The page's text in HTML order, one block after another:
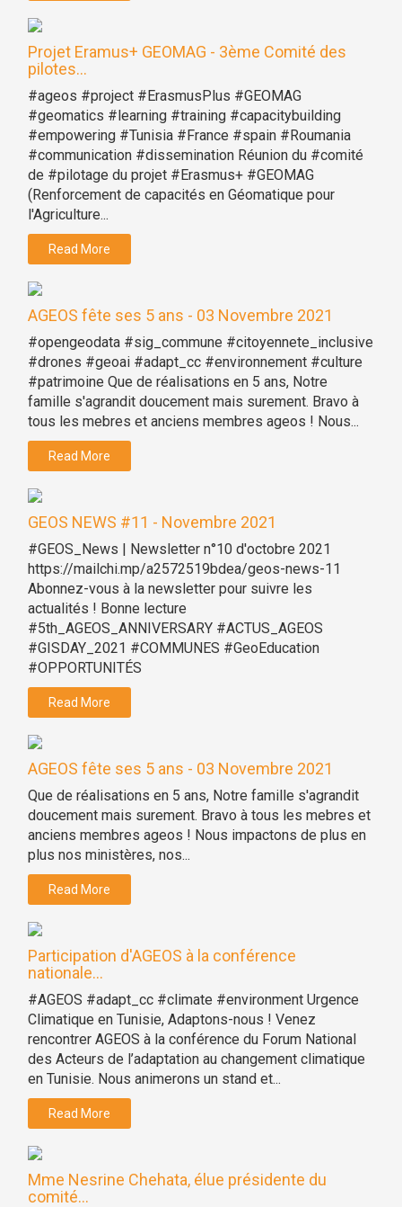
Projet Eramus+ GEOMAG - 3ème Comité des
pilotes...
#ageos #project #ErasmusPlus #GEOMAG
#geomatics #learning #training #capacitybuilding
#empowering #Tunisia #France #spain #Roumania
#communication #dissemination Réunion du #comité
de #pilotage du projet #Erasmus+ #GEOMAG
(Renforcement de capacités en Géomatique pour
l'Agriculture...
Read More
AGEOS fête ses 5 ans - 03 Novembre 2021
#opengeodata #sig_commune #citoyennete_inclusive
#drones #geoai #adapt_cc #environnement #culture
#patrimoine Que de réalisations en 5 ans, Notre
famille s'agrandit doucement mais surement. Bravo à
tous les mebres et anciens membres ageos ! Nous...
Read More
GEOS NEWS #11 - Novembre 2021
#GEOS_News | Newsletter n°10 d'octobre 2021
https://mailchi.mp/a2572519bdea/geos-news-11
Abonnez-vous à la newsletter pour suivre les
actualités ! Bonne lecture
#5th_AGEOS_ANNIVERSARY #ACTUS_AGEOS
#GISDAY_2021 #COMMUNES #GeoEducation
#OPPORTUNITÉS
Read More
AGEOS fête ses 5 ans - 03 Novembre 2021
Que de réalisations en 5 ans, Notre famille s'agrandit
doucement mais surement. Bravo à tous les mebres et
anciens membres ageos ! Nous impactons de plus en
plus nos ministères, nos...
Read More
Participation d'AGEOS à la conférence
nationale...
#AGEOS #adapt_cc #climate #environment Urgence
Climatique en Tunisie, Adaptons-nous ! Venez
rencontrer AGEOS à la conférence du Forum National
des Acteurs de l’adaptation au changement climatique
en Tunisie. Nous animerons un stand et...
Read More
Mme Nesrine Chehata, élue présidente du
comité...